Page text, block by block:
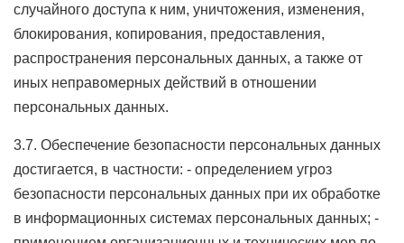
случайного доступа к ним, уничтожения, изменения,
блокирования, копирования, предоставления,
распространения персональных данных, а также от
иных неправомерных действий в отношении
персональных данных.
3.7. Обеспечение безопасности персональных данных
достигается, в частности: - определением угроз
безопасности персональных данных при их обработке
в информационных системах персональных данных; -